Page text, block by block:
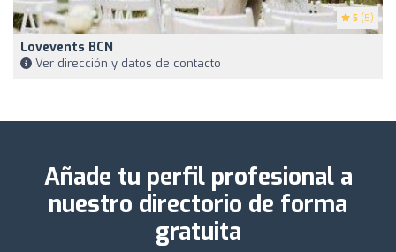
5 (5)
Lovevents BCN
Ver dirección y datos de contacto
Añade tu perfil profesional a
nuestro directorio de forma
gratuita